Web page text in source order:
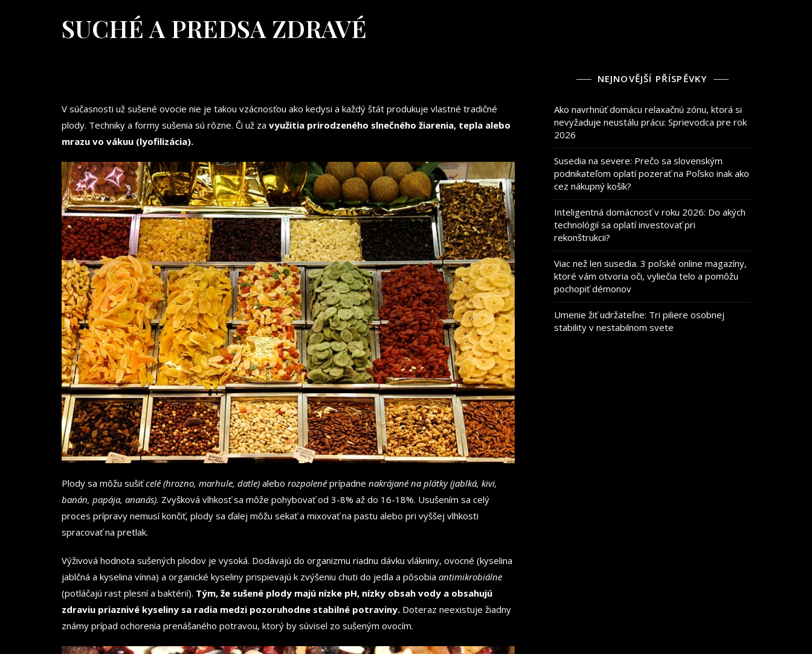
SUCHÉ A PREDSA ZDRAVÉ
V súčasnosti už sušené ovocie nie je takou vzácnosťou ako kedysi a každý štát produkuje vlastné tradičné
plody. Techniky a formy sušenia sú rôzne. Či už za využitia prirodzeného slnečného žiarenia, tepla alebo
mrazu vo vákuu (lyofilizácia).
Plody sa môžu sušiťcelé (hrozno, marhule, datle) alebo rozpolené prípadne nakrájané na plátky (jablká, kivi,
banán, papája, ananás). Zvyšková vlhkosť sa môže pohybovať od 3-8% až do 16-18%. Usušením sa celý
proces prípravy nemusí končiť, plody sa ďalej môžu sekať a mixovať na pastu alebo pri vyššej vlhkosti
spracovať na pretlak.
Výživová hodnota sušených plodov je vysoká. Dodávajú do organizmu riadnu dávku vlákniny, ovocné (kyselina
jablčná a kyselina vínna) a organické kyseliny prispievajú k zvýšeniu chuti do jedla a pôsobia antimikrobiálne
(potláčajú rast plesní a baktérií). Tým, že sušené plody majú nízke pH, nízky obsah vody a obsahujú
zdraviu priaznivé kyseliny sa radia medzi pozoruhodne stabilné potraviny. Doteraz neexistuje žiadny
známy prípad ochorenia prenášaného potravou, ktorý by súvisel zo sušeným ovocím.
NEJNOVĚJŠÍ PŘÍSPĚVKY
Ako navrhnúť domácu relaxačnú zónu, ktorá si
nevyžaduje neustálu prácu: Sprievodca pre rok
2026
Susedia na severe: Prečo sa slovenským
podnikateľom oplatí pozerať na Poľsko inak ako
cez nákupný košík?
Inteligentná domácnosť v roku 2026: Do akých
technológií sa oplatí investovať pri
rekonštrukcii?
Viac než len susedia. 3 poľské online magazíny,
ktoré vám otvoria oči, vyliečia telo a pomôžu
pochopiť démonov
Umenie žiť udržateľne: Tri piliere osobnej
stability v nestabilnom svete